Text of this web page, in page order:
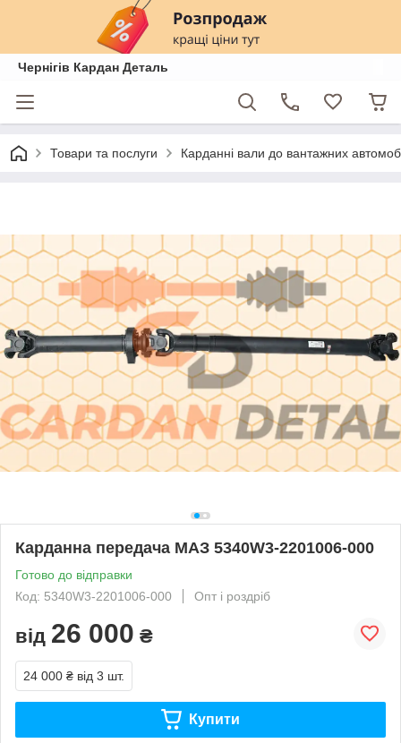
Чернігів Кардан Деталь
Товари та послуги Карданні вали до вантажних
Карданна передача МАЗ 5340W3-2201006-000
Готово до відправки
Код: 5340W3-2201006-000
Опт і роздріб
від 26 000 ₴
24 000 ₴ від 3 шт.
Купити